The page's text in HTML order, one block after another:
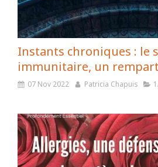
Instants chroniques : le
immunitaire, un rempart
07 Nov 2022 Patricia Chapuis